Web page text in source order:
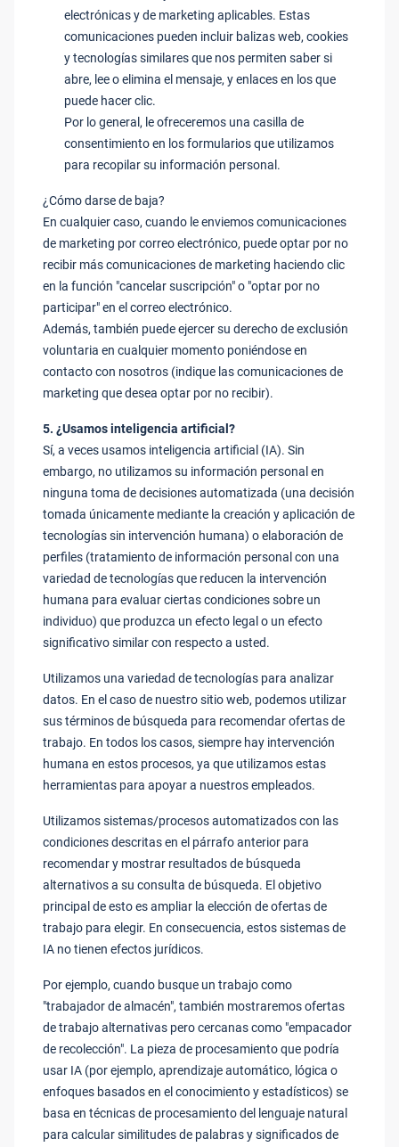
electrónicas y de marketing aplicables. Estas
comunicaciones pueden incluir balizas web, cookies
y tecnologías similares que nos permiten saber si
abre, lee o elimina el mensaje, y enlaces en los que
puede hacer clic.
Por lo general, le ofreceremos una casilla de
consentimiento en los formularios que utilizamos
para recopilar su información personal.
¿Cómo darse de baja?
En cualquier caso, cuando le enviemos comunicaciones
de marketing por correo electrónico, puede optar por no
recibir más comunicaciones de marketing haciendo clic
en la función "cancelar suscripción" o "optar por no
participar" en el correo electrónico.
Además, también puede ejercer su derecho de exclusión
voluntaria en cualquier momento poniéndose en
contacto con nosotros (indique las comunicaciones de
marketing que desea optar por no recibir).
5. ¿Usamos inteligencia artificial?
Sí, a veces usamos inteligencia artificial (IA). Sin
embargo, no utilizamos su información personal en
ninguna toma de decisiones automatizada (una decisión
tomada únicamente mediante la creación y aplicación de
tecnologías sin intervención humana) o elaboración de
perfiles (tratamiento de información personal con una
variedad de tecnologías que reducen la intervención
humana para evaluar ciertas condiciones sobre un
individuo) que produzca un efecto legal o un efecto
significativo similar con respecto a usted.
Utilizamos una variedad de tecnologías para analizar
datos. En el caso de nuestro sitio web, podemos utilizar
sus términos de búsqueda para recomendar ofertas de
trabajo. En todos los casos, siempre hay intervención
humana en estos procesos, ya que utilizamos estas
herramientas para apoyar a nuestros empleados.
Utilizamos sistemas/procesos automatizados con las
condiciones descritas en el párrafo anterior para
recomendar y mostrar resultados de búsqueda
alternativos a su consulta de búsqueda. El objetivo
principal de esto es ampliar la elección de ofertas de
trabajo para elegir. En consecuencia, estos sistemas de
IA no tienen efectos jurídicos.
Por ejemplo, cuando busque un trabajo como
"trabajador de almacén", también mostraremos ofertas
de trabajo alternativas pero cercanas como "empacador
de recolección". La pieza de procesamiento que podría
usar IA (por ejemplo, aprendizaje automático, lógica o
enfoques basados en el conocimiento y estadísticos) se
basa en técnicas de procesamiento del lenguaje natural
para calcular similitudes de palabras y significados de